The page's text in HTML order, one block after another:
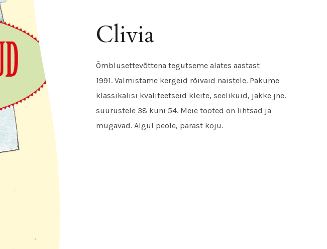
Clivia
Õmblusettevõttena tegutseme alates aastast
1991.Valmistame kergeid rõivaid naistele. Pakume
klassikalisi kvaliteetseid kleite, seelikuid, jakke jne.
suurustele 38 kuni 54. Meie tooted on lihtsad ja
mugavad. Algul peole, pärast koju.